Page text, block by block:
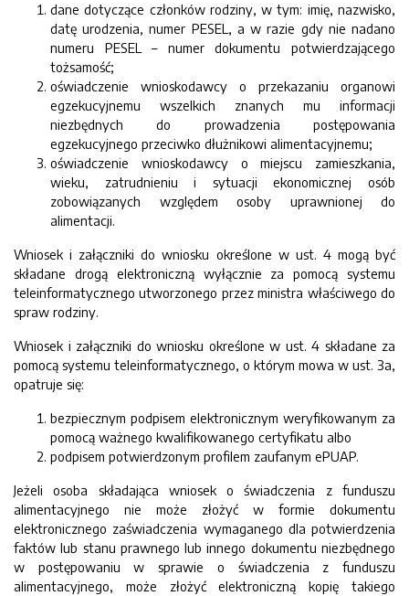
dane dotyczące członków rodziny, w tym: imię, nazwisko,
datę urodzenia, numer PESEL, a w razie gdy nie nadano
numeru PESEL – numer dokumentu potwierdzającego
tożsamość;
oświadczenie wnioskodawcy o przekazaniu organowi
egzekucyjnemu wszelkich znanych mu informacji
niezbędnych do prowadzenia postępowania
egzekucyjnego przeciwko dłużnikowi alimentacyjnemu;
oświadczenie wnioskodawcy o miejscu zamieszkania,
wieku, zatrudnieniu i sytuacji ekonomicznej osób
zobowiązanych względem osoby uprawnionej do
alimentacji.
Wniosek i załączniki do wniosku określone w ust. 4 mogą być
składane drogą elektroniczną wyłącznie za pomocą systemu
teleinformatycznego utworzonego przez ministra właściwego do
spraw rodziny.
Wniosek i załączniki do wniosku określone w ust. 4 składane za
pomocą systemu teleinformatycznego, o którym mowa w ust. 3a,
opatruje się:
bezpiecznym podpisem elektronicznym weryfikowanym za
pomocą ważnego kwalifikowanego certyfikatu albo
podpisem potwierdzonym profilem zaufanym ePUAP.
Jeżeli osoba składająca wniosek o świadczenia z funduszu
alimentacyjnego nie może złożyć w formie dokumentu
elektronicznego zaświadczenia wymaganego dla potwierdzenia
faktów lub stanu prawnego lub innego dokumentu niezbędnego
w postępowaniu w sprawie o świadczenia z funduszu
alimentacyjnego, może złożyć elektroniczną kopię takiego